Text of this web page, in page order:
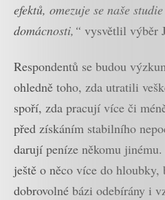
efektů, omezuje se naše
domácnosti,“ vysvětlil výběr
Respondentů se budou
ohledně toho, zda utratili
spoří, zda pracují více či
před získáním stabilního
darují peníze někomu
ještě o něco více do hloubky,
dobrovolné bázi odebírány i